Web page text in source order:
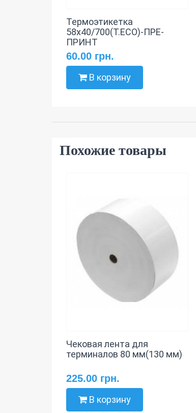
Термоэтикетка
58х40/700(T.ECO)-ПРЕ-
ПРИНТ
60.00 грн.
В корзину
Похожие товары
Чековая лента для
терминалов 80 мм(130 мм)
225.00 грн.
В корзину